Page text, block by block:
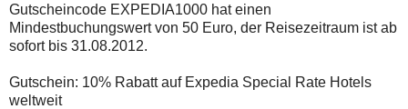
Gutscheincode EXPEDIA1000 hat einen
Mindestbuchungswert von 50 Euro, der Reisezeitraum ist ab
sofort bis 31.08.2012.
Gutschein: 10% Rabatt auf Expedia Special Rate Hotels
weltweit